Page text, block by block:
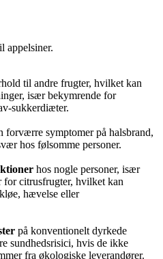
appelsiner.
til andre frugter, hvilket kan
især bekymrende for
sukkerdiæter.
forværre symptomer på halsbrand,
hos følsomme personer.
hos nogle personer, især
for citrusfrugter, hvilket kan
hævelse eller
på konventionelt dyrkede
sundhedsrisici, hvis de ikke
fra økologiske leverandører.